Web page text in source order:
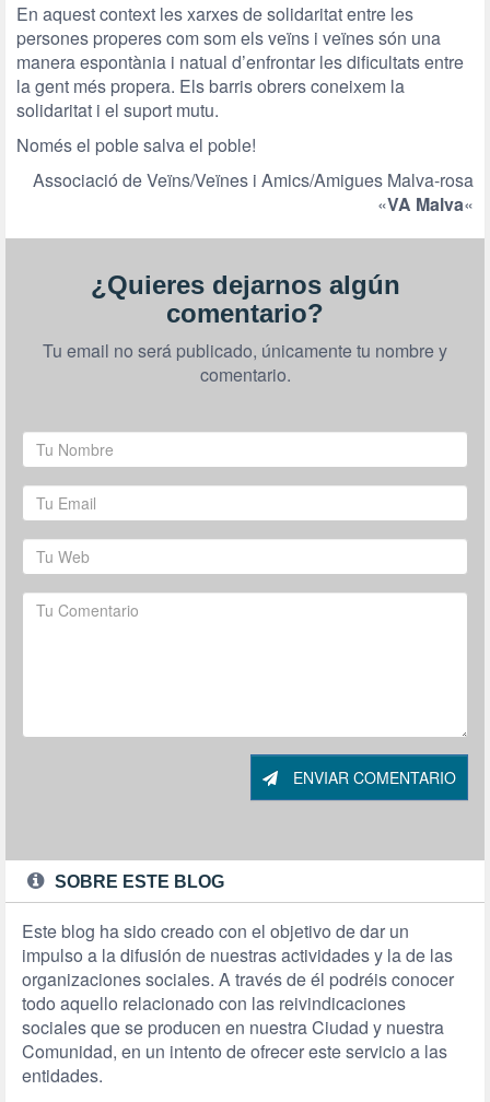
En aquest context les xarxes de solidaritat entre les
persones properes com som els veïns i veïnes són una
manera espontània i natual d’enfrontar les dificultats entre
la gent més propera. Els barris obrers coneixem la
solidaritat i el suport mutu.
Només el poble salva el poble!
Associació de Veïns/Veïnes i Amics/Amigues Malva-rosa
«VA Malva«
¿Quieres dejarnos algún
comentario?
Tu email no será publicado, únicamente tu nombre y
comentario.
ENVIAR COMENTARIO
SOBRE ESTE BLOG
Este blog ha sido creado con el objetivo de dar un
impulso a la difusión de nuestras actividades y la de las
organizaciones sociales. A través de él podréis conocer
todo aquello relacionado con las reivindicaciones
sociales que se producen en nuestra Ciudad y nuestra
Comunidad, en un intento de ofrecer este servicio a las
entidades.